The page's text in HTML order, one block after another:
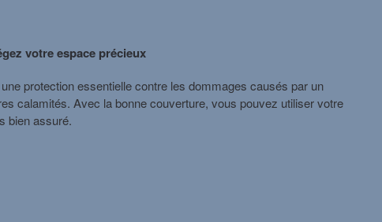
votre espace précieux
protection essentielle contre les dommages causés par un
calamités. Avec la bonne couverture, vous pouvez utiliser votre
bien assuré.